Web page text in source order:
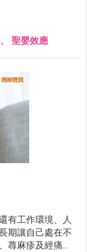
、 聖嬰效應
有工作環境、人
期讓自己處在不
蕁麻疹及經痛，